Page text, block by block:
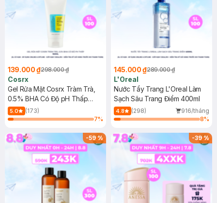
139.000 ₫298.000 ₫
Cosrx
Gel Rửa Mặt Cosrx Tràm Trà,
0.5% BHA Có Độ pH Thấp
150ml
5.0
(173)
7%
145.000 ₫289.000 ₫
L'Oreal
Nước Tẩy Trang L'Oreal Làm
Sạch Sâu Trang Điểm 400ml
4.8 (298)
916/tháng
8%
-59% -39%